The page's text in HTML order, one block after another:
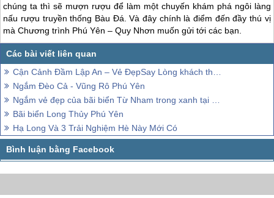
chúng ta thì sẽ mượn rượu để làm một chuyến khám phá ngôi làng
nấu rượu truyền thống Bàu Đá. Và đây chính là điểm đến đầy thú vị
mà Chương trình Phú Yên –Quy Nhơn muốn gửi tới các bạn.
Cận Cảnh Đầm Lập An – Vẻ ĐẹpSay Lòng khách thăm quan
Ngắm Đèo Cả - Vũng Rô Phú Yên
Ngắm vẻ đẹp của bãi biển Từ Nham trong xanh tại Phú Yên
Bãi biển Long Thủy Phú Yên
Hạ Long Và 3 Trải Nghiệm Hè Này Mới Có